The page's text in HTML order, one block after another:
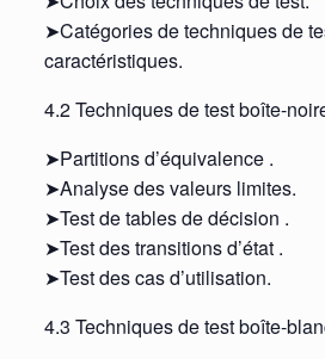
➤Catégories de techniques de
caractéristiques.
4.2 Techniques de test boîte-
➤Partitions d’équivalence .
➤Analyse des valeurs limites.
➤Test de tables de décision .
➤Test des transitions d’état .
➤Test des cas d’utilisation.
4.3 Techniques de test boîte-